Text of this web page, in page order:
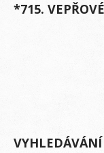
*715.
VYHLEDÁVÁNÍ